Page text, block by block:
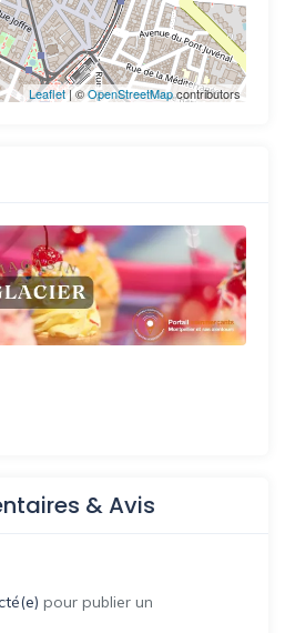
Leaflet| ©OpenStreetMapcontributors
& Avis
pour publier un